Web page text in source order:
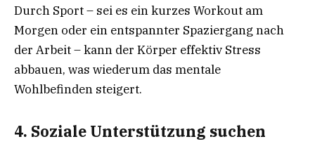
Durch Sport – sei es ein kurzes Workout am
Morgen oder ein entspannter Spaziergang nach
der Arbeit – kann der Körper effektiv Stress
abbauen, was wiederum das mentale
Wohlbefinden steigert.
4. Soziale Unterstützung suchen